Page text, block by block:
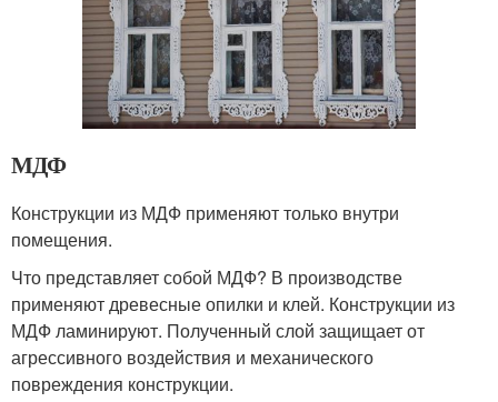
МДФ
Конструкции из МДФ применяют только внутри
помещения.
Что представляет собой МДФ? В производстве
применяют древесные опилки и клей. Конструкции из
МДФ ламинируют. Полученный слой защищает от
агрессивного воздействия и механического
повреждения конструкции.